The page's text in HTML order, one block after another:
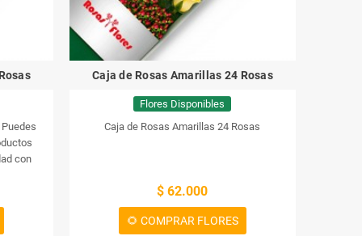
Puedes
con
color.
Caja de Rosas Amarillas 24 Rosas
Flores Disponibles
Caja de Rosas Amarillas 24 Rosas
$ 62.000
🌻 COMPRAR FLORES